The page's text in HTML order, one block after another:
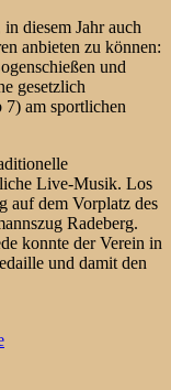
diesem Jahr auch
anbieten zu können:
und
gesetzlich
7) am sportlichen
Live-Musik. Los
auf dem Vorplatz des
Radeberg.
konnte der Verein in
und damit den